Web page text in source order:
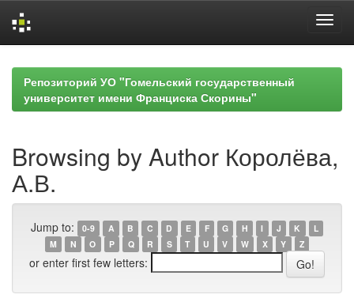
navigationРепозиторий УО "Гомельский государственный
университет имени Франциска Скорины"
Browsing by Author Королёва,
А.В.
Jump to: 0-9 A B C D E F G H I J K
L
M
N O P Q R S T U V W X Y Z
or enter first few letters: